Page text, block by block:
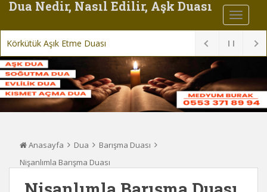
Dua Nedir, Nasıl Edilir, Aşk Duası
Körkütük Aşık Etme Duası
Anasayfa Dua
Barışma Duası
Nişanlımla Barışma Duası